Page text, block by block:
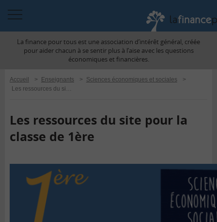
àLa finance pour tous est une association d’intérêt général, créée
pour aider chacun à se sentir plus à l’aise avec les questions
économiques et financières.
Accueil > Enseignants > Sciences économiques et sociales
>
Les ressources du site pour la classe de 1ère
Les ressources du site pour la
classe de 1ère